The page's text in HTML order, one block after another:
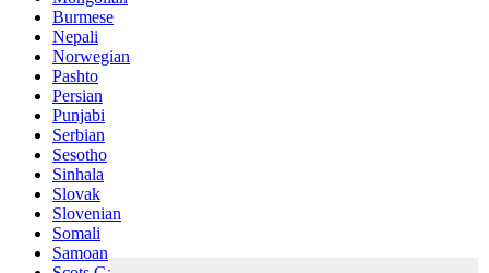
Burmese
Nepali
Norwegian
Pashto
Persian
Punjabi
Serbian
Sesotho
Sinhala
Slovak
Slovenian
Somali
Samoan